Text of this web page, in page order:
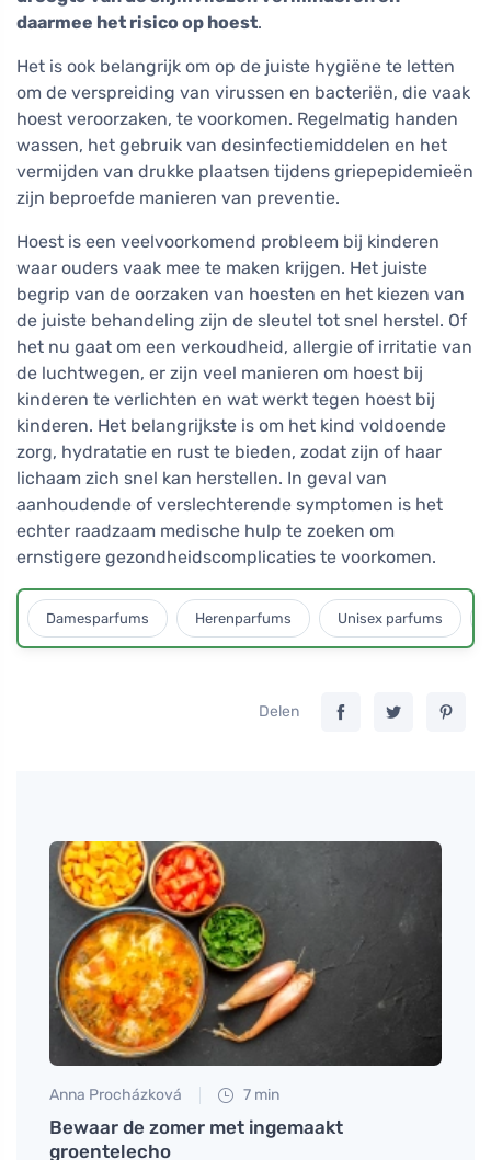
daarmee het risico op hoest.
Het is ook belangrijk om op de juiste hygiëne te letten
om de verspreiding van virussen en bacteriën, die vaak
hoest veroorzaken, te voorkomen. Regelmatig handen
wassen, het gebruik van desinfectiemiddelen en het
vermijden van drukke plaatsen tijdens griepepidemieën
zijn beproefde manieren van preventie.
Hoest is een veelvoorkomend probleem bij kinderen
waar ouders vaak mee te maken krijgen. Het juiste
begrip van de oorzaken van hoesten en het kiezen van
de juiste behandeling zijn de sleutel tot snel herstel. Of
het nu gaat om een verkoudheid, allergie of irritatie van
de luchtwegen, er zijn veel manieren om hoest bij
kinderen te verlichten en wat werkt tegen hoest bij
kinderen. Het belangrijkste is om het kind voldoende
zorg, hydratatie en rust te bieden, zodat zijn of haar
lichaam zich snel kan herstellen. In geval van
aanhoudende of verslechterende symptomen is het
echter raadzaam medische hulp te zoeken om
ernstigere gezondheidscomplicaties te voorkomen.
Damesparfums Herenparfums Unisex parfums
Delen
Anna Procházková 7 min
Bewaar de zomer met ingemaakt
groentelecho